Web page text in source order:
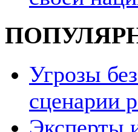
Угрозы
сценарии